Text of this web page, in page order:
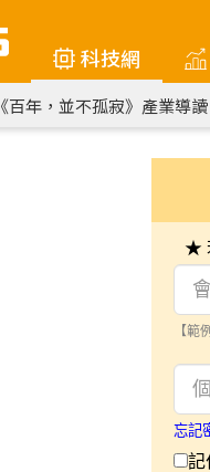
科技網
《百年，並不孤寂》產業導讀
★
【範
忘記
記